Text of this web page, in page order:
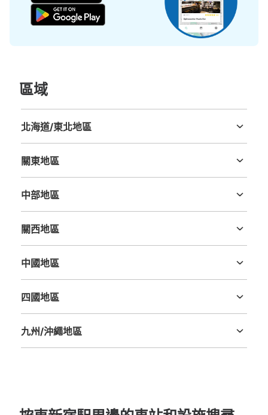
付款方式
从JR新大久保駅站步行3分钟。
本日營業時間:05:00〜01:00
區域
北海道/東北地區
關東地區
中部地區
關西地區
中國地區
四國地區
九州/沖繩地區